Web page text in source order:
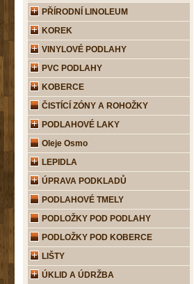
PŘÍRODNÍ LINOLEUM
KOREK
VINYLOVÉ PODLAHY
PVC PODLAHY
KOBERCE
ČISTÍCÍ ZÓNY A ROHOŽKY
PODLAHOVÉ LAKY
Oleje Osmo
LEPIDLA
ÚPRAVA PODKLADŮ
PODLAHOVÉ TMELY
PODLOŽKY POD PODLAHY
PODLOŽKY POD KOBERCE
LIŠTY
ÚKLID A ÚDRŽBA